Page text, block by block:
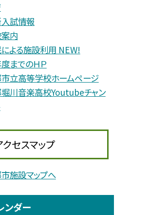
試情報
内
よる施設利用 NEW!
までのＨＰ
立高等学校ホームページ
川音楽高校Youtubeチャン
クセスマップ
施設マップへ
ンダー